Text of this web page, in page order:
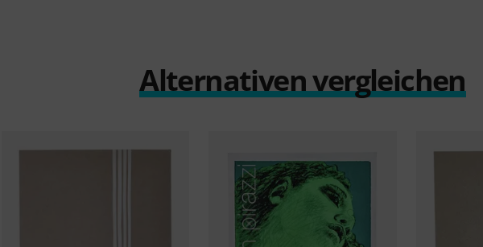
Alternativen vergleichen